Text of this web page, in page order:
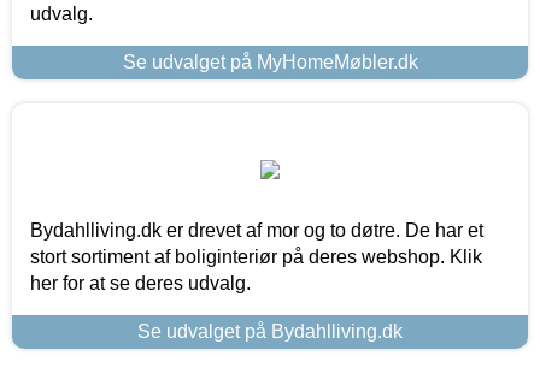
udvalg.
Se udvalget på MyHomeMøbler.dk
Bydahlliving.dk er drevet af mor og to døtre. De har et
stort sortiment af boliginteriør på deres webshop. Klik
her for at se deres udvalg.
Se udvalget på Bydahlliving.dk